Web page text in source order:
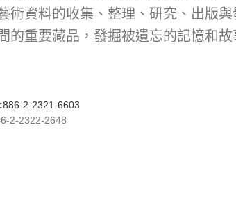
術資料的收集、整理、研究、出版
的重要藏品，發掘被遺忘的記憶和
886-2-2321-6603
2-2322-2648